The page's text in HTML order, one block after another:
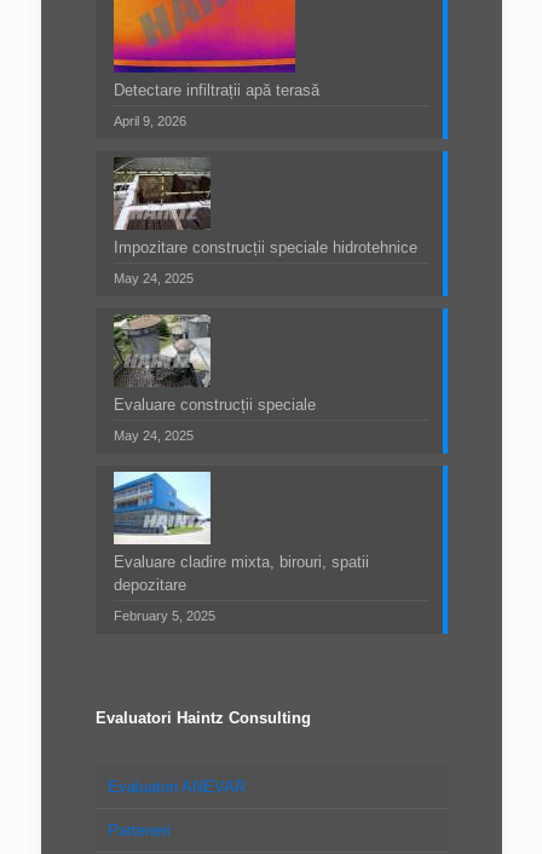
Detectare infiltrații apă terasă
April 9, 2026
Impozitare construcții speciale hidrotehnice
May 24, 2025
Evaluare construcții speciale
May 24, 2025
Evaluare cladire mixta, birouri, spatii
depozitare
February 5, 2025
Evaluatori Haintz Consulting
Evaluatori ANEVAR
Parteneri